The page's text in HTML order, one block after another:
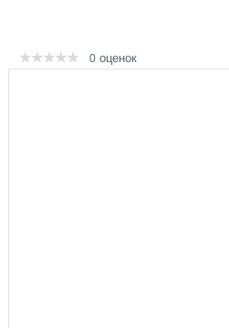
0 оценок
Серверы и СХД